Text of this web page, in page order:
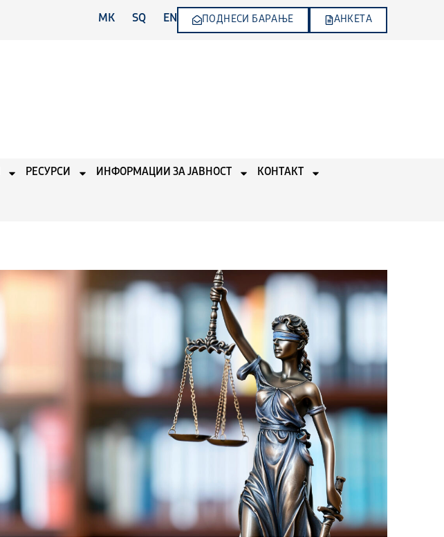
MK SQ EN ПОДНЕСИ БАРАЊЕ АНКЕТА
РЕСУРСИ ИНФОРМАЦИИ ЗА ЈАВНОСТ КОНТАКТ